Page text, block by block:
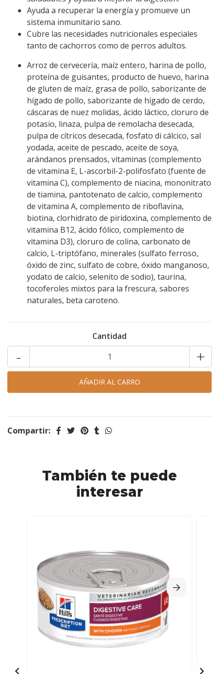
Ayuda a recuperar la energía y promueve un
sistema inmunitario sano.
Cubre las necesidades nutricionales especiales
tanto de cachorros como de perros adultos.
Arroz de cervecería, maíz entero, harina de pollo,
proteína de guisantes, producto de huevo, harina
de gluten de maíz, grasa de pollo, saborizante de
hígado de pollo, saborizante de hígado de cerdo,
cáscaras de nuez molidas, ácido láctico, cloruro de
potasio, linaza, pulpa de remolacha desecada,
pulpa de cítricos desecada, fosfato di cálcico, sal
yodada, aceite de pescado, aceite de soya,
arándanos prensados, vitaminas (complemento
de vitamina E, L-ascorbil-2-polifosfato (fuente de
vitamina C), complemento de niacina, mononitrato
de tiamina, pantotenato de calcio, complemento
de vitamina A, complemento de riboflavina,
biotina, clorhidrato de piridoxina, complemento de
vitamina B12, ácido fólico, complemento de
vitamina D3), cloruro de colina, carbonato de
calcio, L-triptófano, minerales (sulfato ferroso,
óxido de zinc, sulfato de cobre, óxido manganoso,
yodato de calcio, selenito de sodio), taurina,
tocoferoles mixtos para la frescura, sabores
naturales, beta caroteno.
Cantidad
- +
Compartir:
También te puede
interesar